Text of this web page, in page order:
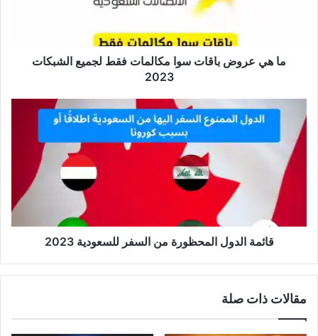
ما هي عروض باقات سوا مكالمات فقط لجميع الشبكات
2023
قائمة الدول المحظورة من السفر للسعودية 2023
مقالات ذات صلة